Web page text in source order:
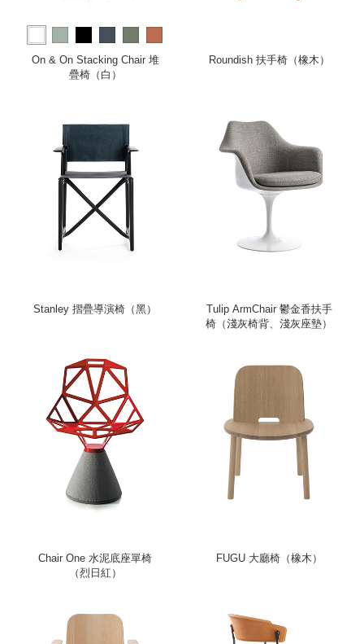
more
On & On Stacking Chair 堆
疊椅（白）
Roundish 扶手椅（橡木）
Stanley 摺疊導演椅（黑）
Tulip ArmChair 鬱金香扶手
椅（淺灰椅背、淺灰座墊）
Chair One 水泥底座單椅
（烈日紅）
FUGU 大廳椅（橡木）